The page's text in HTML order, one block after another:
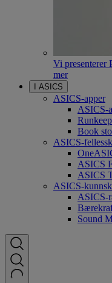
Vi presenterer
mer
I ASICS
ASICS-apper
ASICS-
Book
ASICS-
ASICS
ASICS
ASICS-
ASICS-
Sound